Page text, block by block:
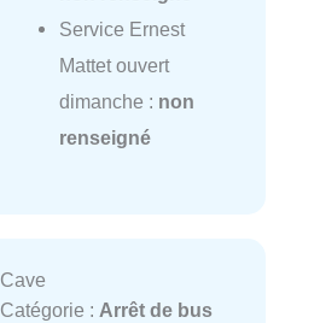
Service Ernest
Mattet ouvert
dimanche : non
renseigné
Cave
Catégorie : Arrêt de bus